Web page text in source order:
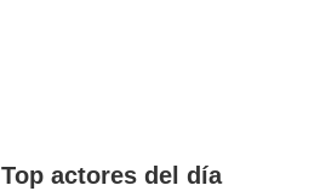
Top actores del día